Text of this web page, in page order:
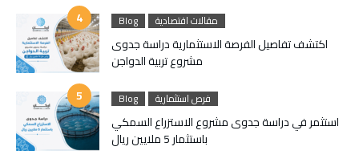
Blog مقالات اقتصادية
اكتشف تفاصيل الفرصة الاستثمارية دراسة جدوى
مشروع تربية الدواجن
Blog فرص استثمارية
استثمر في دراسة جدوى مشروع الاستزراع السمكي
باستثمار 5 ملايين ريال